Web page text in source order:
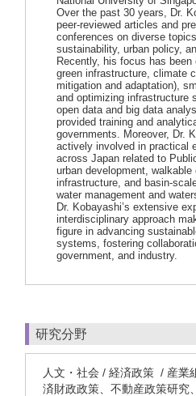
Over the past 30 years, Dr.
peer-reviewed articles and
conferences on diverse
sustainability, urban policy,
Recently, his focus has
green infrastructure, climate
mitigation and adaptation),
and optimizing infrastructure
open data and big data
provided training and
governments. Moreover, Dr.
actively involved in practical
across Japan related to
urban development,
infrastructure, and basin-
water management and
Dr. Kobayashi’s extensive
interdisciplinary approach
figure in advancing
systems, fostering
government, and industry.
研究分野
人文・社会 / 経済政策 / 産業
済財政政策、不動産政策研究